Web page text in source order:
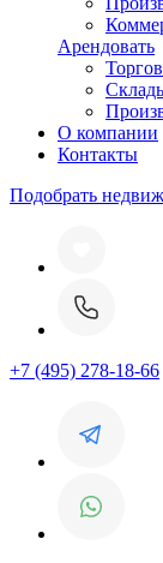
Арендовать
О компании
Контакты
Подобрать
+7 (495) 278-18-66